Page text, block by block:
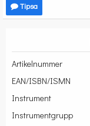
Tipsa
Artikelnummer
EAN/ISBN/ISMN
Instrument
Instrumentgrupp